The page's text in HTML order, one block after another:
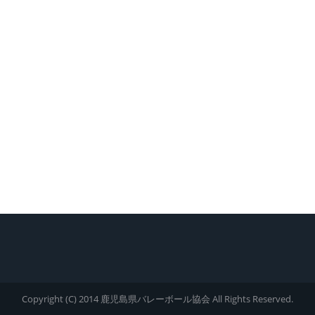
Copyright (C) 2014 鹿児島県バレーボール協会 All Rights Reserved.